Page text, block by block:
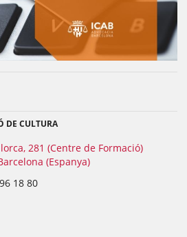
DE CULTURA
281 (Centre de Formació)
(Espanya)
18 80